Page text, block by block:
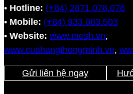
• Hotline: (+84) 2871.078.078
• Mobile: (+84) 933.083.503
• Website: www.mesh.vn,
www.cuahangthongminh.vn,
Gửi liên hệ ngay